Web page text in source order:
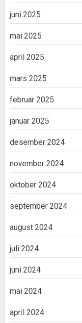
juni 2025
mai 2025
april 2025
mars 2025
februar 2025
januar 2025
desember 2024
november 2024
oktober 2024
september 2024
august 2024
juli 2024
juni 2024
mai 2024
april 2024